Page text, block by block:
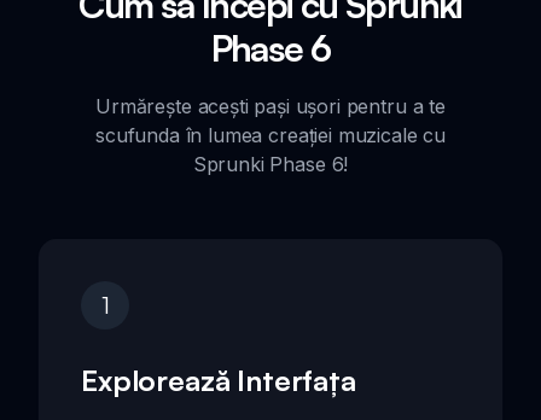
Phase 6
Urmărește acești pași ușori pentru a te
scufunda în lumea creației muzicale cu
Sprunki Phase 6!
1
Explorează Interfața